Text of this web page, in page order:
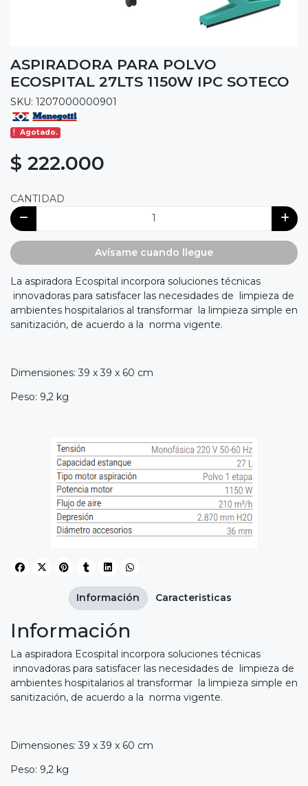
ASPIRADORA PARA POLVO
ECOSPITAL 27LTS 1150W IPC SOTECO
SKU: 1207000000901
Agotado.
$ 222.000
CANTIDAD
Avísame cuando llegue
La aspiradora Ecospital incorpora soluciones técnicas
innovadoras para satisfacer las necesidades de limpieza de
ambientes hospitalarios al transformar la limpieza simple en
sanitización, de acuerdo a la norma vigente.
Dimensiones: 39 x 39 x 60 cm
Peso: 9,2 kg
Información
La aspiradora Ecospital incorpora soluciones técnicas
innovadoras para satisfacer las necesidades de limpieza de
ambientes hospitalarios al transformar la limpieza simple en
sanitización, de acuerdo a la norma vigente.
Dimensiones: 39 x 39 x 60 cm
Peso: 9,2 kg
Información Caracteristicas